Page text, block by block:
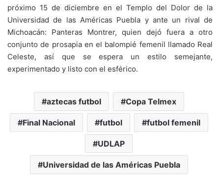
próximo 15 de diciembre en el Templo del Dolor de la
Universidad de las Américas Puebla y ante un rival de
Michoacán: Panteras Montrer, quien dejó fuera a otro
conjunto de prosapia en el balompié femenil llamado Real
Celeste, así que se espera un estilo semejante,
experimentado y listo con el esférico.
aztecas futbol Copa Telmex
Final Nacional futbol futbol femenil
UDLAP
Universidad de las Américas Puebla